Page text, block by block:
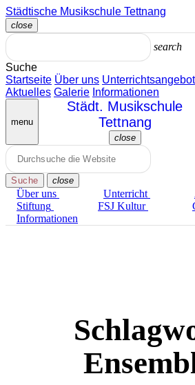
Zum
Inhalt
springen
Städtische Musikschule Tettnang
close
Menü
search
Suche
Startseite Über uns Unterrichts­angebot
Aktuelles Galerie Informationen
menu
close
Menü
Suche close
Über uns Unterricht
Stiftung
FSJ Kultur
Informationen